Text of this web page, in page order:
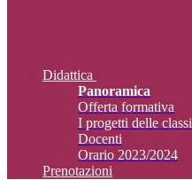
Didattica
Panoramica
Offerta formativa
I progetti delle classi
Docenti
Orario 2023/2024
Prenotazioni